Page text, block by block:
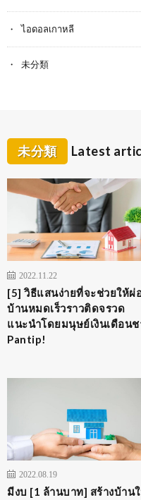
ไอดอลเกาหลี
未分類
未分類 Latest
2022.11.22
[5] วิธีแสนง่ายที่จะช่วยให้ผ่
บ้านหมดเร็วราวติดจรวด
แนะนำโดยมนุษย์เงินเดือนช
Pantip!
2022.08.19
มีงบ [1 ล้านบาท] สร้างบ้าน